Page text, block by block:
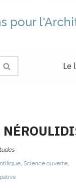
pour
Le
, Science ouverte,